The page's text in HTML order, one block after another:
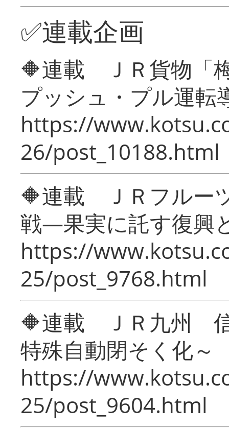
✅連載企画
🔶連載 ＪＲ貨物「
プッシュ・プル運転
https://
26/post_10188.html
🔶連載 ＪＲフルー
戦―果実に託す復興
https://
25/post_9768.html
🔶連載 ＪＲ九州 信
特殊自動閉そく化～
https://
25/post_9604.html